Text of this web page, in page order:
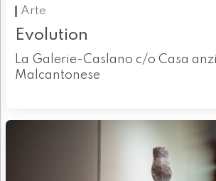
Arte
Evolution
La Galerie-Caslano c/o Casa
Malcantonese